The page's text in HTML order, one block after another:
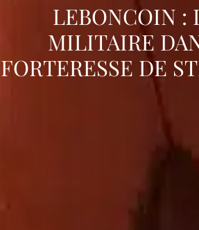
LEBONCOIN :
MILITAIRE
FORTERESSE DE